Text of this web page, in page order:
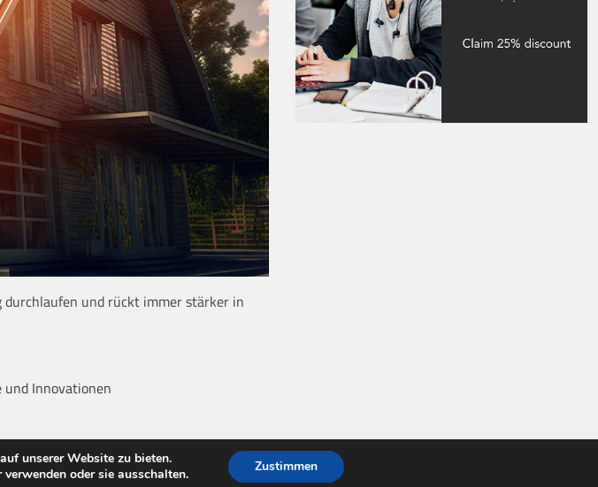
und rückt immer stärker in
und Innovationen
| Regular Blog byAscendoor | Powered byWordPress
unserer Website zu bieten.
oder sie ausschalten. Zustimmen